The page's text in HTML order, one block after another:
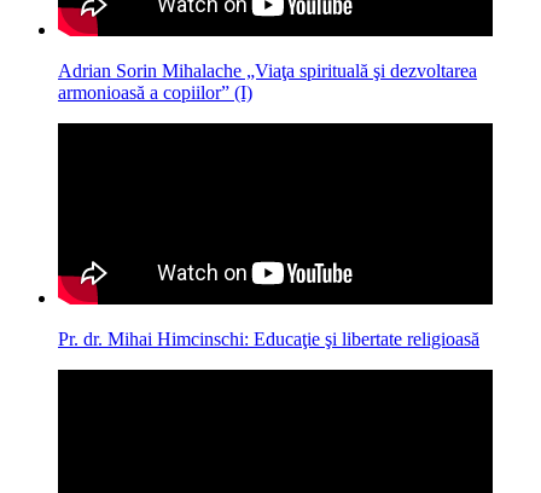
Adrian Sorin Mihalache „Viaţa spirituală şi dezvoltarea
armonioasă a copiilor” (I)
Pr. dr. Mihai Himcinschi: Educaţie şi libertate religioasă